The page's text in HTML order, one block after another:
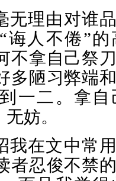
无理由对谁
诲人不倦”
不拿自己祭
多陋习弊端
一二。拿
妨。
我在文中常
者忍俊不禁